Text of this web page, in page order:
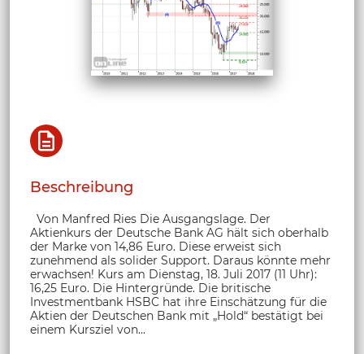
Beschreibung
Von Manfred Ries Die Ausgangslage. Der
Aktienkurs der Deutsche Bank AG hält sich oberhalb
der Marke von 14,86 Euro. Diese erweist sich
zunehmend als solider Support. Daraus könnte mehr
erwachsen! Kurs am Dienstag, 18. Juli 2017 (11 Uhr):
16,25 Euro. Die Hintergründe. Die britische
Investmentbank HSBC hat ihre Einschätzung für die
Aktien der Deutschen Bank mit „Hold“ bestätigt bei
einem Kursziel von...